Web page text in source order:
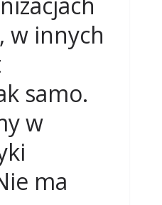
w innych
samo.
w
ma